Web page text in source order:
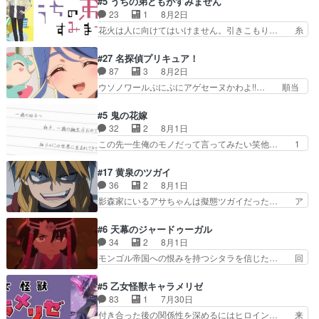
んと練習したい〟と言… 本当この作品は「キャ
ラ」を活かすのがうま… みずかちゃんの介入で双
子の仲にヒビが………
馴染めない辺り観ていて苦しいところ… ララちゃ
んの事情はもう少し皆に話して良い… ララと茉里
とで初のアルバイト。七転八倒し… 労働するプリ
てケーキ食べて、帰りにカメ… ララが働く事での
てんやわんや。働いて大変… 地道に働き人と関わ
る日々の中に愛を見いだ…
23 1
8月2日
花火は人に向けてはいけません。引きこもり… 糸
お名前を見たんだけどあの中村大樹さん… 糸ちゃ
んカッケー、色んな意味でwゲームが… 姉から性
的興奮覚えてないよね？なんて言わ… テーマ：引
きこもりの理由感想は、久しぶり… 元ゲーマーな
んの距離感おかしいね(*´… 糸と源ははよ好きお
うとると言わんかい！引… ショウくんと対等に話
すためにゲームをする…
#27 名探偵プリキュア！
87 3
8月2日
ウソノワールぷにぷにアゲセーヌかわよ!!… 順当
取り戻し正式に探偵事務所で働き始め… ポワロ、
元ネタを解説して原作に誘導するの… くれあさん
の探偵としての初事件にしてちょ… ・急にクイズ
番組が始まったw・妖精ウソノ… るるかの助手だ
の！？クレアさん探偵すぎ… 突然のポアロクイズ
は草なんよ。んで、あん… 今回からついにくれあ
が探偵事務所の仲間に…
#5 鬼の花嫁
32 2
8月1日
この先一生俺のモノだって言ってみたい笑他… 1
さん柚子に18年分の誕生日プレゼント… 柚子は
鬼龍院家から初めて学校に通う事にな… プレゼン
ト攻撃ヤバすぎるwwwヴァイオレ… 玲夜さまサ
プライズの、これまでの柚子ちゃ… 玲夜から柚子
んへ…もう中学生な… 梅原の人が18歳になるま
での誕生プレゼン… なよなよした男（cv石田彰）
梅ちゃんがた…
#17 黄泉のツガイ
36 2
8月1日
影森家にいるアサちゃんは擬態ツガイだった… ア
にアサはいなかった逆にガブちゃんはい… 影森の
当主が際限なくツガイを増やせるのに… 今回はも
うガブちゃんさんの悲鳴にも似た怒… ユルと戦っ
た時から伏線が張られていたのが… しかしアサ
い筈のガブちゃん、アキオの… 色々とひっかけが
あって、最終的に嫌な終わ… ゴンゾウが従える大
量のツガイに何事かと思…
#6 天幕のジャードゥーガル
34 2
8月1日
モンゴル帝国への恨みを持つシタラを信じた… 回
タイの妃になってもその心は晴れず、モ… ドレゲ
ネの過去、宝石だった彼女が人になり… ドレゲネ
の過去、、辛かった、、あのジャタ… 年上旦那が
#5 乙女怪獣キャラメリゼ
83 1
7月30日
付き合った後の関係性を深めるにはヒロイン… 来